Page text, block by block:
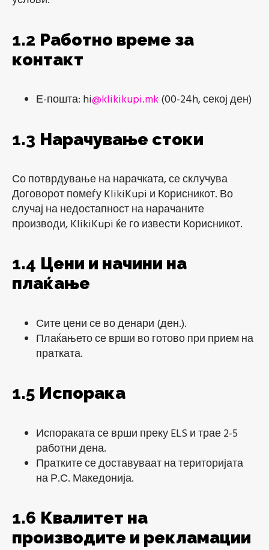
1.2 Работно време за
контакт
Е-пошта: hi@klikikupi.mk (00-24h, секој ден)
1.3 Нарачување стоки
Со потврдување на нарачката, се склучува
Договорот помеѓу KlikiKupi и Корисникот. Во
случај на недостапност на нарачаните
производи, KlikiKupi ќе го извести Корисникот.
1.4 Цени и начини на
плаќање
Сите цени се во денари (ден.).
Плаќањето се врши во готово при прием на
пратката.
1.5 Испорака
Испораката се врши преку ELS и трае 2-5
работни дена.
Пратките се доставуваат на територијата
на Р.С. Македонија.
1.6 Квалитет на
производите и рекламации